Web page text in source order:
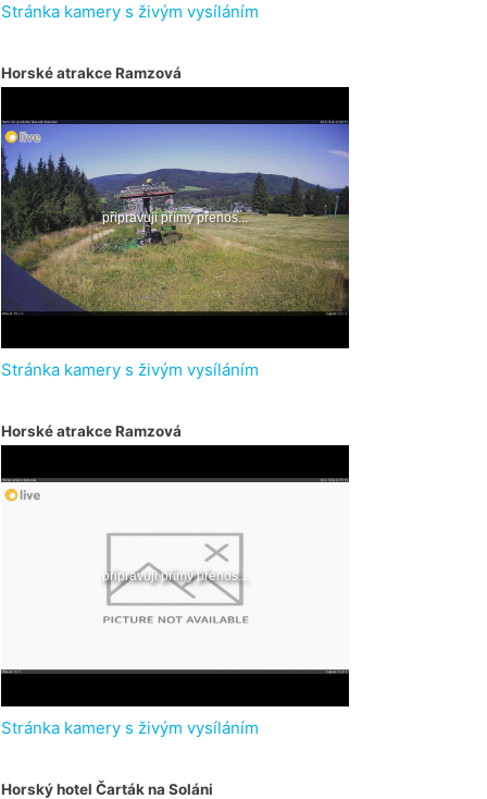
Stránka kamery s živým vysíláním
Horské atrakce Ramzová
Stránka kamery s živým vysíláním
Horské atrakce Ramzová
Stránka kamery s živým vysíláním
Horský hotel Čarták na Soláni